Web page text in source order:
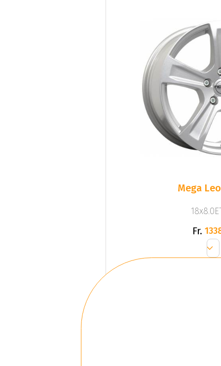
Mega
Fr.